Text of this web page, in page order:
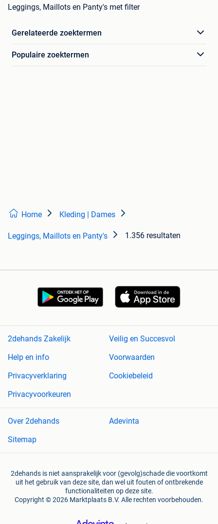
Leggings, Maillots en Panty's met filter
Gerelateerde zoektermen
Populaire zoektermen
Home Kleding | Dames
Leggings, Maillots en Panty's 1.356 resultaten
2dehands Zakelijk
Veilig en Succesvol
Help en info
Voorwaarden
Privacyverklaring
Cookiebeleid
Privacyvoorkeuren
Over 2dehands
Adevinta
Sitemap
2dehands is niet aansprakelijk voor (gevolg)schade die voortkomt
uit het gebruik van deze site, dan wel uit fouten of ontbrekende
functionaliteiten op deze site.
Copyright © 2026 Marktplaats B.V. Alle rechten voorbehouden.